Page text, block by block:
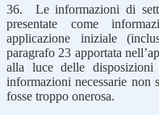
36. Le informazioni di
presentate come
applicazione iniziale
paragrafo 23 apportata
alla luce delle
informazioni necessarie non
fosse troppo onerosa.